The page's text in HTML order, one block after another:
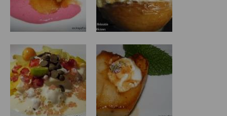
Aceites
Sales y polvos
Salsas y mojos
Adobos
Aperitivos